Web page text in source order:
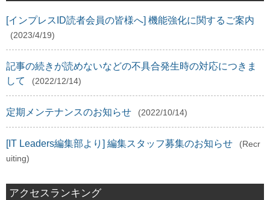
[インプレスID読者会員の皆様へ] 機能強化に関するご案内
(2023/4/19)
記事の続きが読めないなどの不具合発生時の対応につきま
して
(2022/12/14)
定期メンテナンスのお知らせ (2022/10/14)
[IT Leaders編集部より] 編集スタッフ募集のお知らせ
(Recr
uiting)
アクセスランキング